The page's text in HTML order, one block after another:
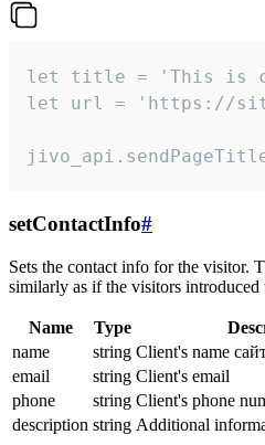
let title = 'This is
let url = 'https://
setContactInfo#
Sets the contact info for the visitor.
similarly as if the visitors
Name Type
name
string Client's name
email
string Client's email
phone
string Client's phone
description string Additional